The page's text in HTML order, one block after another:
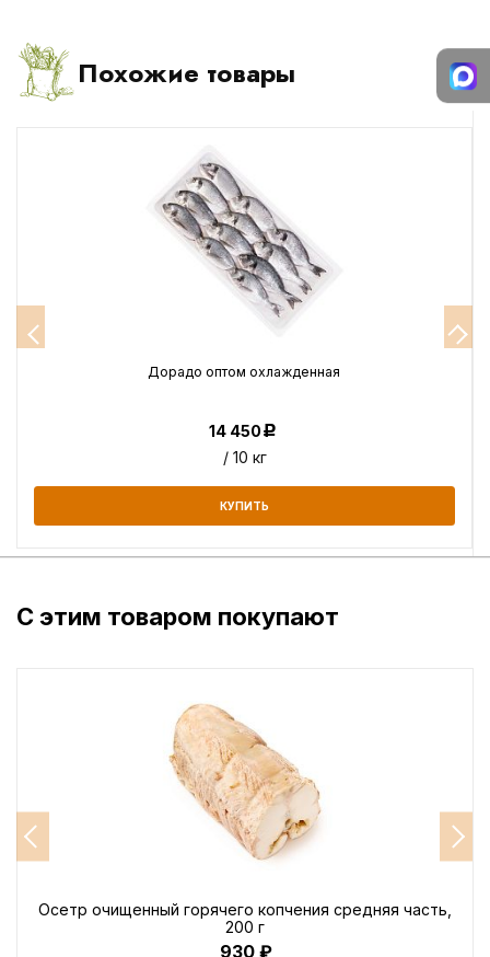
Похожие товары
Дорадо оптом охлажденная
14 450Р
/ 10 кг
КУПИТЬ
С этим товаром покупают
Осетр очищенный горячего копчения средняя часть,
200 г
930